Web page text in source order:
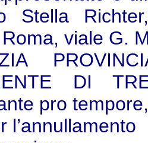
Stella
viale G.
DI
pro
l’annullamento